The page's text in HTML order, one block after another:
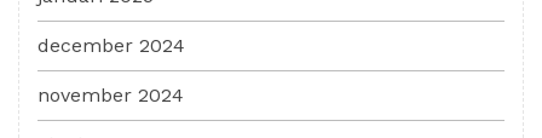
december 2024
november 2024